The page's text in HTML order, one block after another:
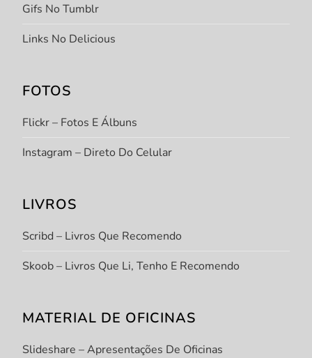
Gifs No Tumblr
Links No Delicious
FOTOS
Flickr – Fotos E Álbuns
Instagram – Direto Do Celular
LIVROS
Scribd – Livros Que Recomendo
Skoob – Livros Que Li, Tenho E Recomendo
MATERIAL DE OFICINAS
Slideshare – Apresentações De Oficinas